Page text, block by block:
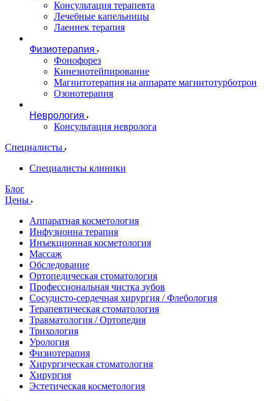
Консультация терапевта
Лечебные капельницы
Лаеннек терапия
Физиотерапия
Фонофорез
Кинезиотейпирование
Магнитотерапия на аппарате магнитотурботрон
Озонотерапия
Неврология
Консультация невролога
Специалисты
Специалисты клиники
Блог
Цены
Аппаратная косметология
Инфузионна терапия
Инъекционная косметология
Массаж
Обследование
Ортопедическая стоматология
Профессиональная чистка зубов
Сосудисто-сердечная хирургия / Флебология
Терапевтическая стоматология
Травматология / Ортопедия
Трихология
Урология
Физиотерапия
Хирургическая стоматология
Хирургия
Эстетическая косметология